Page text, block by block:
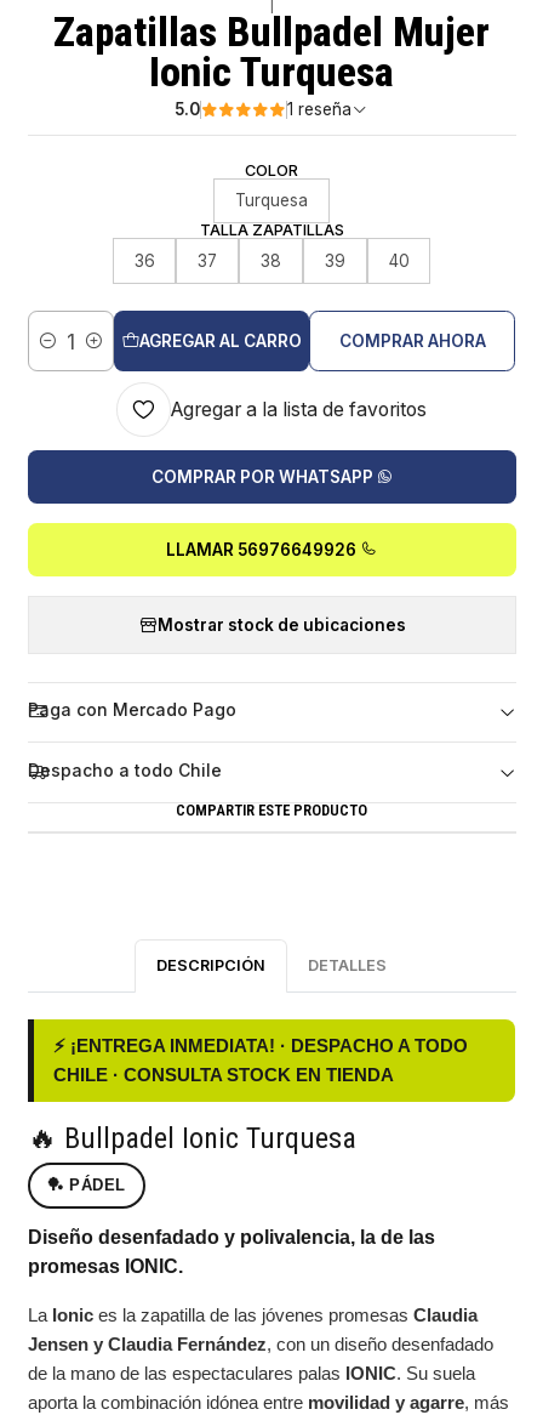
Zapatillas Bullpadel Mujer
Ionic Turquesa
5.0 1 reseña
COLOR
Turquesa
TALLA ZAPATILLAS
36 37 38 39 40
Cantidad
AGREGAR AL CARRO COMPRAR AHORA
Agregar a la lista de favoritos
COMPRAR POR WHATSAPP
LLAMAR 56976649926
Mostrar stock de ubicaciones
Paga con Mercado Pago
Despacho a todo Chile
COMPARTIR ESTE PRODUCTO
DESCRIPCIÓN DETALLES
⚡ ¡ENTREGA INMEDIATA! · DESPACHO A TODO
CHILE · CONSULTA STOCK EN TIENDA
🔥 Bullpadel Ionic Turquesa
🏓 PÁDEL
Diseño desenfadado y polivalencia, la de las
promesas IONIC.
La Ionic es la zapatilla de las jóvenes promesasClaudia
Jensen y Claudia Fernández, con un diseño desenfadado
de la mano de las espectaculares palas IONIC. Su suela
aporta la combinación idónea entre movilidad y agarre, más